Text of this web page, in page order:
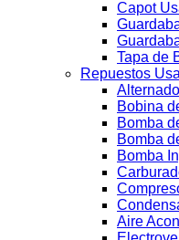
Capot
Tapa de
Repuestos
Bobina
Bomba
Bomba
Bomba
Aire